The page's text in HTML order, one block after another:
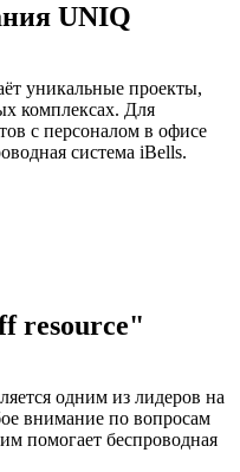
UNIQ
уникальные проекты,
комплексах. Для
с персоналом в офисе
система iBells.
resource"
одним из лидеров на
внимание по вопросам
помогает беспроводная